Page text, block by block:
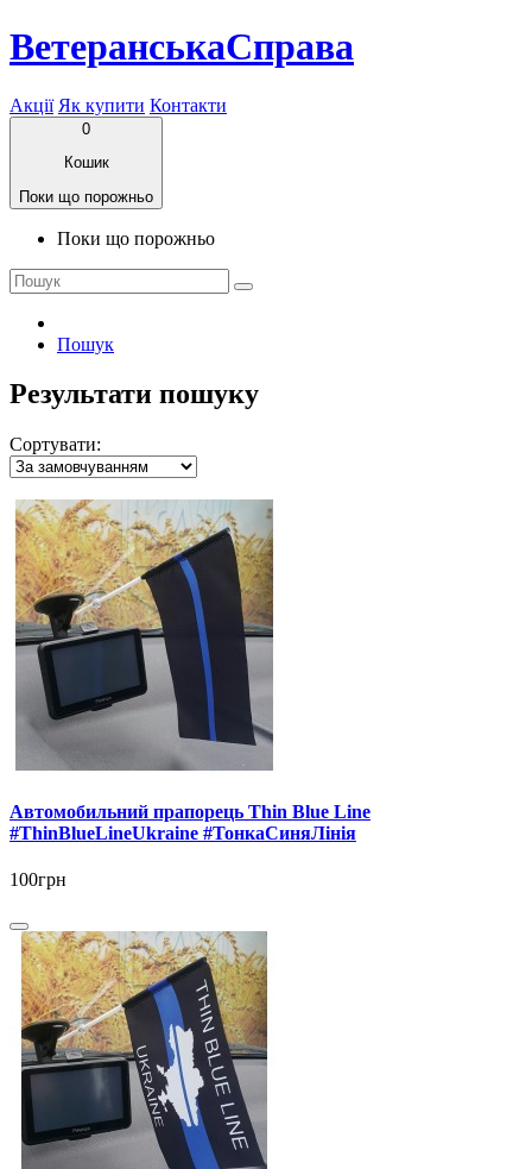
ВетеранськаСправа
Акції Як купити Контакти
0
Кошик
Поки що порожньо
Поки що порожньо
Пошук
Результати пошуку
Сортувати:
Автомобильний прапорець Thin Blue Line
#ThinBlueLineUkraine #ТонкаСиняЛінія
100грн